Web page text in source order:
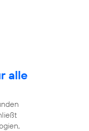
alle